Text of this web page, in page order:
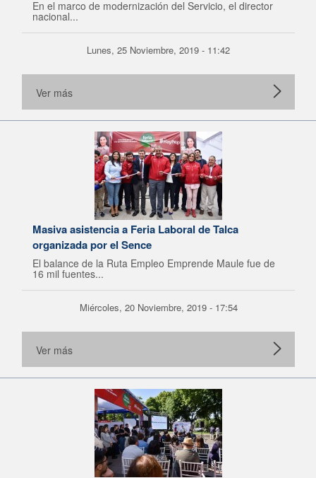
En el marco de modernización del Servicio, el director
nacional...
Lunes, 25 Noviembre, 2019 - 11:42
Ver más
Masiva asistencia a Feria Laboral de Talca
organizada por el Sence
El balance de la Ruta Empleo Emprende Maule fue de
16 mil fuentes...
Miércoles, 20 Noviembre, 2019 - 17:54
Ver más